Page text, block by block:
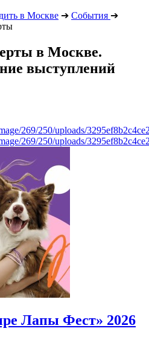
в Москве ➔ События ➔
в Москве.
выступлений
269/250/uploads/
269/250/uploads/
Лапы Фест» 2026